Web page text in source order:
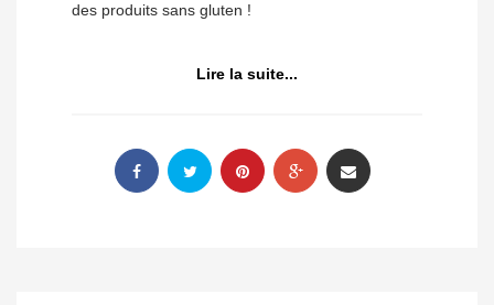
des produits sans gluten !
Lire la suite...